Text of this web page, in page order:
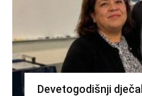
Devetogodišnji